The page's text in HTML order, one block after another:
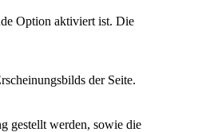
Option aktiviert ist. Die
der Seite.
gestellt werden, sowie die